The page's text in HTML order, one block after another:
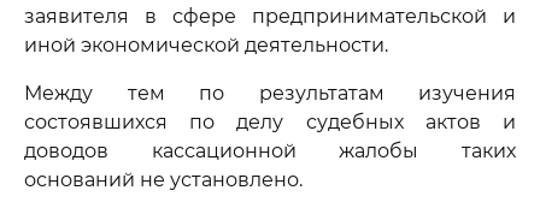
заявителя в сфере предпринимательской и
иной экономической деятельности.
Между тем по результатам изучения
состоявшихся по делу судебных актов и
доводов кассационной жалобы таких
оснований не установлено.